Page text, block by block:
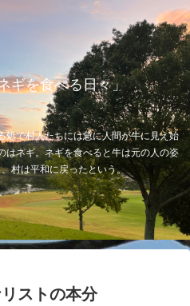
ギを食べる日々」
処で村人たちには急に人間が牛に見え始
はネギ。ネギを食べると牛は元の人の姿
村は平和に戻ったという。
ストの本分